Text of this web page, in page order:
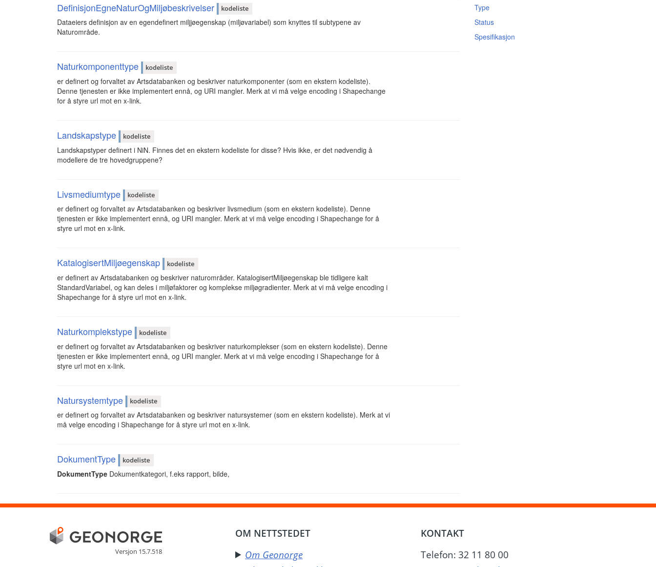
DefinisjonEgneNaturOgMiljøbeskrivelser kodeliste
Dataeiers definisjon av en egendefinert miljjøegenskap (miljøvariabel) som knyttes til subtypene av
Naturområde.
Naturkomponenttype kodeliste
er definert og forvaltet av Artsdatabanken og beskriver naturkomponenter (som en ekstern kodeliste).
Denne tjenesten er ikke implementert ennå, og URI mangler. Merk at vi må velge encoding i Shapechange
for å styre url mot en x-link.
Landskapstype kodeliste
Landskapstyper definert i NiN. Finnes det en ekstern kodeliste for disse? Hvis ikke, er det nødvendig å
modellere de tre hovedgruppene?
Livsmediumtype kodeliste
er definert og forvaltet av Artsdatabanken og beskriver livsmedium (som en ekstern kodeliste). Denne
tjenesten er ikke implementert ennå, og URI mangler. Merk at vi må velge encoding i Shapechange for å
styre url mot en x-link.
KatalogisertMiljøegenskap kodeliste
er definert av Artsdatabanken og beskriver naturområder. KatalogisertMiljøegenskap ble tidligere kalt
StandardVariabel, og kan deles i miljøfaktorer og komplekse miljøgradienter. Merk at vi må velge encoding i
Shapechange for å styre url mot en x-link.
Naturkomplekstype kodeliste
er definert og forvaltet av Artsdatabanken og beskriver naturkomplekser (som en ekstern kodeliste). Denne
tjenesten er ikke implementert ennå, og URI mangler. Merk at vi må velge encoding i Shapechange for å
styre url mot en x-link.
Natursystemtype kodeliste
er definert og forvaltet av Artsdatabanken og beskriver natursystemer (som en ekstern kodeliste). Merk at vi
må velge encoding i Shapechange for å styre url mot en x-link.
DokumentType kodeliste
DokumentType Dokumentkategori, f.eks rapport, bilde,
Type
Status
Spesifikasjon